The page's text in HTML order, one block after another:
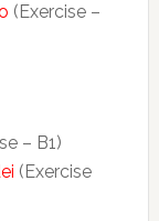
(Exercise –
– B1)
(Exercise